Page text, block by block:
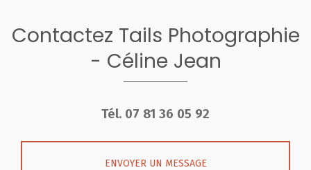
Contactez Tails Photographie
- Céline Jean
Tél. 07 81 36 05 92
ENVOYER UN MESSAGE